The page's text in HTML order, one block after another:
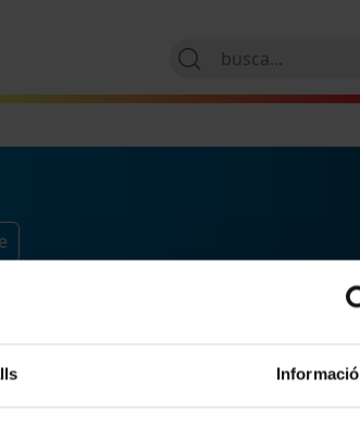
Informació